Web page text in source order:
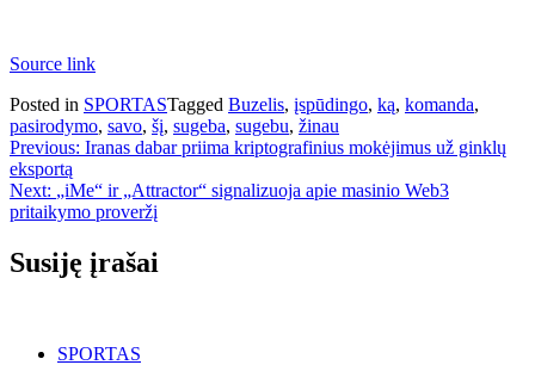
Source link
Posted in SPORTASTagged Buzelis, įspūdingo, ką, komanda,
pasirodymo, savo, šį, sugeba, sugebu, žinau
Navigacija
tarp
įrašų
Previous: Iranas dabar priima kriptografinius mokėjimus už ginklų
eksportą
Next: „iMe“ ir „Attractor“ signalizuoja apie masinio Web3
pritaikymo proveržį
Susiję įrašai
SPORTAS